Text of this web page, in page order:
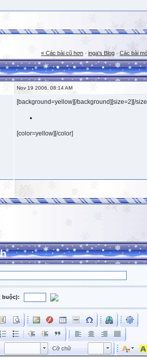
« Các bài cũ hơn · inga's Blog · Các bài
Nov 19 2006, 08:14 AM
[background=yellow][/background][size=2][/
[color=yellow][/color]
buộc):
Phông Cỡ chữ Kích cỡ phông